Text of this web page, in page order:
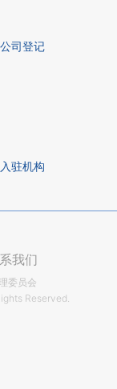
公司登记
入驻机构
我们
委员会
Reserved.